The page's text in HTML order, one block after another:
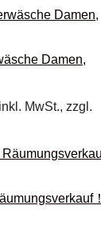
Damen,
MwSt., zzgl.
！